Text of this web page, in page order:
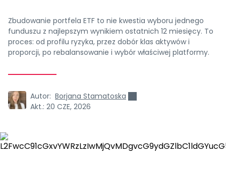
Zbudowanie portfela ETF to nie kwestia wyboru jednego
funduszu z najlepszym wynikiem ostatnich 12 miesięcy. To
proces: od profilu ryzyka, przez dobór klas aktywów i
proporcji, po rebalansowanie i wybór właściwej platformy.
Autor: Borjana Stamatoska
Akt.: 20 CZE, 2026